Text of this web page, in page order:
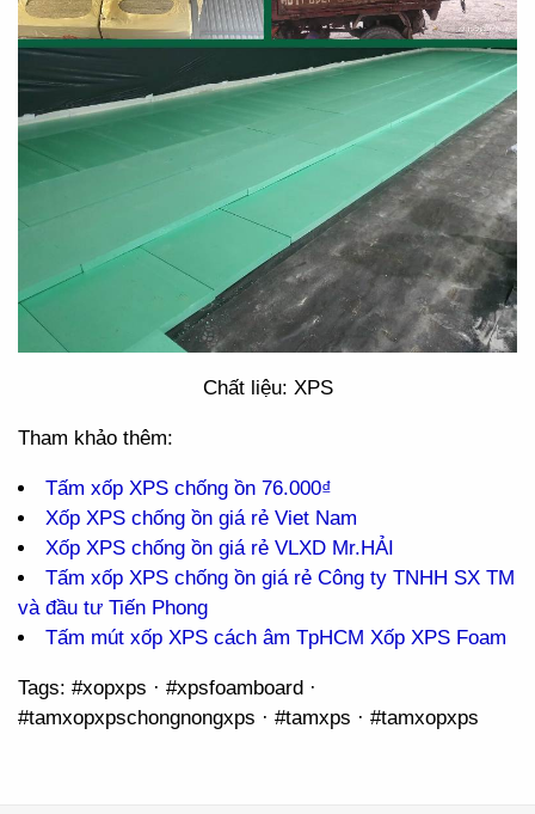
Chất liệu: XPS
Tham khảo thêm:
Tấm xốp XPS chống ồn 76.000₫
Xốp XPS chống ồn giá rẻ Viet Nam
Xốp XPS chống ồn giá rẻ VLXD Mr.HẢI
Tấm xốp XPS chống ồn giá rẻ Công ty TNHH SX TM
và đầu tư Tiến Phong
Tấm mút xốp XPS cách âm TpHCM Xốp XPS Foam
Tags: #xopxps · #xpsfoamboard ·
#tamxopxpschongnongxps · #tamxps · #tamxopxps